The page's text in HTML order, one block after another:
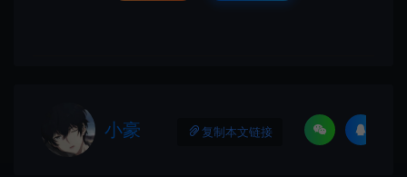
小豪 复制本文链接